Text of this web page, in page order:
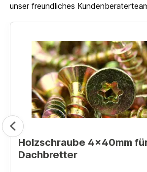
unser freundliches
Holzschraube 4x40mm
Dachbretter